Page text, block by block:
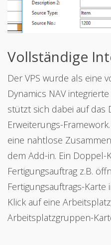
Vollständige
Der VPS wurde als eine
Dynamics NAV
stützt sich dabei auf das
Erweiterungs-
eine nahtlose
dem Add-in. Ein Doppel-
Fertigungsauftrag z.B.
Fertigungsauftrags-Karte
Klick auf eine
Arbeitsplatzgruppen-